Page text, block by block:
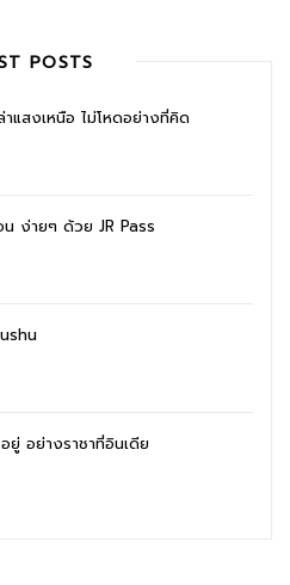
POSTS
าแสงเหนือ ไม่โหดอย่างที่คิด
น ง่ายๆ ด้วย JR Pass
อย่างราชาที่อินเดีย